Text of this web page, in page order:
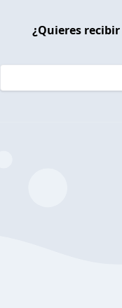
¿Quieres